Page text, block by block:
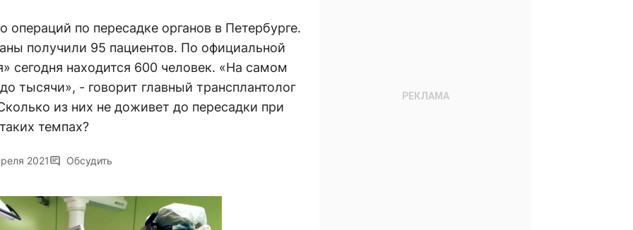
операций по пересадке органов в Петербурге.
получили 95 пациентов. По официальной
сегодня находится 600 человек. «На самом
тысячи», - говорит главный трансплантолог
из них не доживет до пересадки при
темпах?
2021 Обсудить